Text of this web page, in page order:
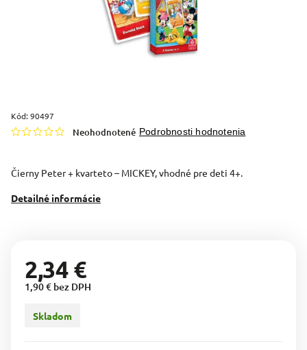
Kód:90497
Neohodnotené Podrobnosti hodnotenia
Čierny Peter + kvarteto – MICKEY, vhodné pre deti 4+.
Detailné informácie
2,34 €
1,90 € bez DPH
Skladom